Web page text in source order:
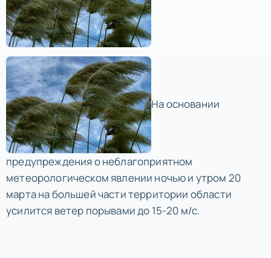
На основании
предупреждения о неблагоприятном
метеорологическом явлении ночью и утром 20
марта на большей части территории области
усилится ветер порывами до 15-20 м/с.